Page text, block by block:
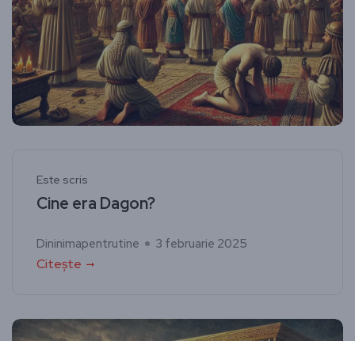
Este scris
Cine era Dagon?
Dininimapentrutine 3 februarie 2025
Citește